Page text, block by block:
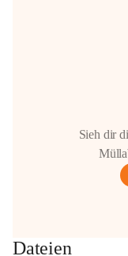
anrainer-
Bei Fragen, Anliegen
Wartungsarbeiten
Sieh dir
Dateien